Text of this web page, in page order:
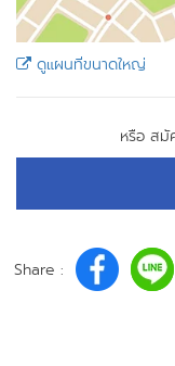
ดูแผนที่ขนาดใหญ่
หรือ สมั
Share :